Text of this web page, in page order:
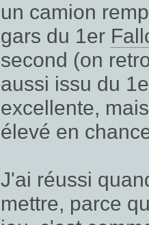
un camion
gars du 1er
second (on
aussi issu du
excellente,
élevé en
J'ai réussi
mettre, parce